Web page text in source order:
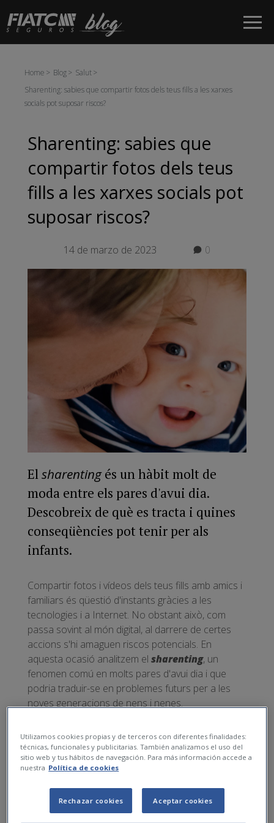
Salta al contingut principal
Home Blog
Salut
Sharenting: sabies que compartir fotos dels teus fills a les xarxes
socials pot suposar riscos?
Sharenting: sabies que
compartir fotos dels teus
fills a les xarxes socials pot
suposar riscos?
14 de marzo de 2023 0
Elsharentingés un hàbit molt de
moda entre els pares d'avui dia.
Descobreix de què es tracta i quines
conseqüències pot tenir per als
infants.
Compartir fotos i vídeos dels teus fills amb amics i
familiars és qüestió d'instants gràcies a les
tecnologies i a Internet. No obstant això, com
passa sovint al món digital, al darrere de certes
accions s'hi amaguen riscos potencials. En
aquesta ocasió analitzem el sharenting, un
fenomen comú en molts pares d'avui dia i que
podria traduir-se en problemes futurs per a les
noves generacions de nens i nenes.
Què significa la
paraulasharenting?
defineix com un nom formal per descriure “
l'ús
Utilizamos cookies propias y de terceros con diferentes finalidades:
técnicas, funcionales y publicitarias. También analizamos el uso del
sitio web y tus hábitos de navegación. Para más información accede a
nuestra Política de cookies
Rechazar cookies Aceptar cookies